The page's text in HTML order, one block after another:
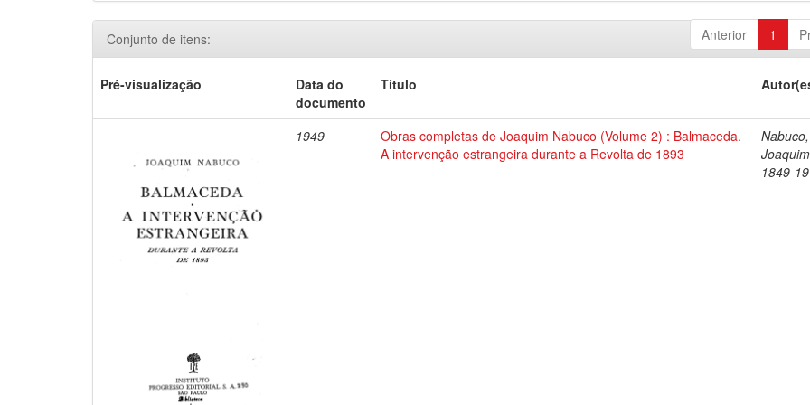
Anterior 1
Conjunto de itens:
Pré-visualização
Data do
documento
Título
1949
Obras completas de Joaquim Nabuco (Volume 2) : Balmaceda.
A intervenção estrangeira durante a Revolta de 1893
Nabuco,
1849-